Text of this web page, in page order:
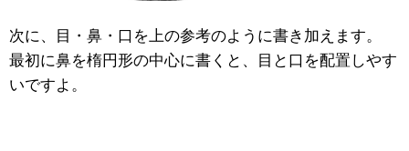
次に、目・鼻・口を上の参考のように書き加えます。
最初に鼻を楕円形の中心に書くと、目と口を配置しやす
いですよ。